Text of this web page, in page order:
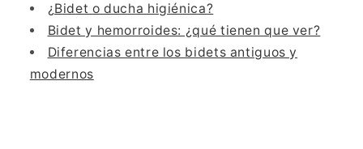
¿Bidet o ducha higiénica?
Bidet y hemorroides: ¿qué tienen que ver?
Diferencias entre los bidets antiguos y
modernos